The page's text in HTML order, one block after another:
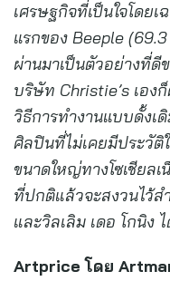
เศรษฐกิจที่เป็นใจโดย
แรกของ Beeple
ผ่านมาเป็นตัวอย่างที่ดี
บริษัท Christie’s เอง
วิธีการทำงานแบบดั้งเ
ศิลปินที่ไม่เคยมีประวั
ขนาดใหญ่ทางโซเชียล
ที่ปกติแล้วจะสงวนไว้ส
และวิลเลิม เดอ โกนิง
Artprice โดย